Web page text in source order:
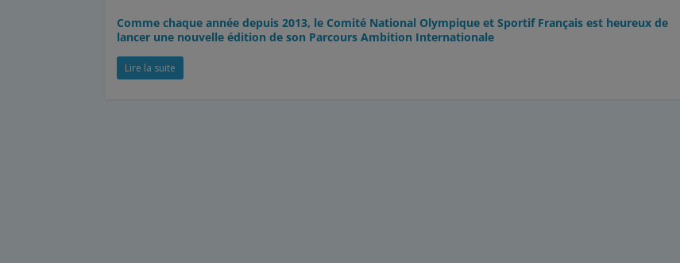
Comme chaque année depuis 2013, le Comité National Olympique et Sportif Français est heureux de
lancer une nouvelle édition de son Parcours Ambition Internationale
Lire la suite